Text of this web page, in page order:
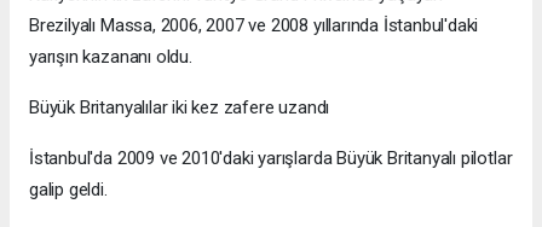
Brezilyalı Massa, 2006, 2007 ve 2008 yıllarında İstanbul'daki
yarışın kazananı oldu.
Büyük Britanyalılar iki kez zafere uzandı
İstanbul'da 2009 ve 2010'daki yarışlarda Büyük Britanyalı pilotlar
galip geldi.